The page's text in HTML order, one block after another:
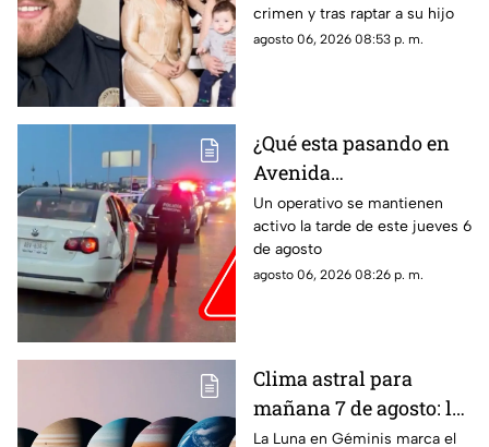
expareja mexicana
luego de que le
familiar
crimen y tras raptar a su hijo
agosto 06, 2026 08:53 p. m.
¿Qué esta pasando en
Avenida
Aguascalientes?
Reportan persecución y
accidente vehicular
Un operativo se mantienen
activo la tarde de este jueves 6
de agosto
agosto 06, 2026 08:26 p. m.
Clima astral para
mañana 7 de agosto: la
Luna cambia a Géminis
La Luna en Géminis marca el